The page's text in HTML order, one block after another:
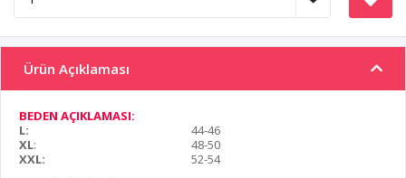
Ürün Açıklaması
BEDEN AÇIKLAMASI:
L:
44-46
XL:
48-50
XXL:
52-54